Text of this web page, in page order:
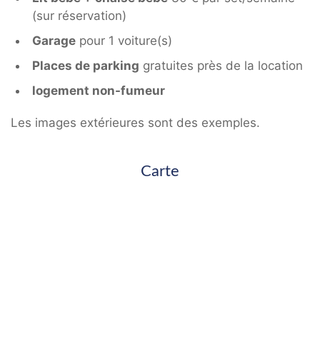
(sur réservation)
Garage pour 1 voiture(s)
Places de parking gratuites près de la location
logement non-fumeur
Les images extérieures sont des exemples.
Carte